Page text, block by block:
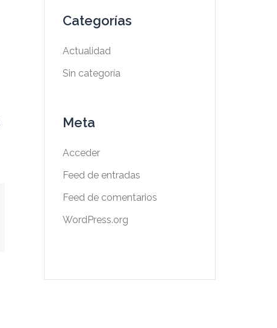
Categorías
Actualidad
Sin categoría
Meta
Acceder
Feed de entradas
Feed de comentarios
WordPress.org